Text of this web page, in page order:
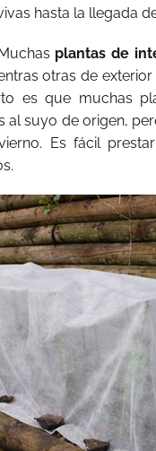
hasta la llegada
plantas de
otras de
es que muchas
al suyo de origen,
Es fácil